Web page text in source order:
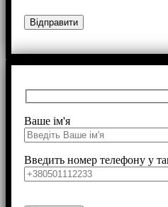
Ваше ім'я
Введить номер телефону у